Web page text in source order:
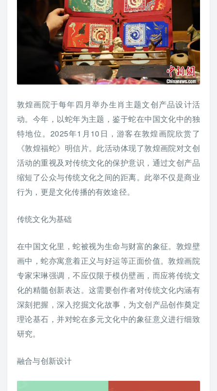
敦煌画院于每年四月举办生肖主题文创产品设计活
动。今年，以蛇年为主题，鉴于蛇在中国文化中的独
特地位。2025年1月10日，游客在敦煌画院欣赏了
《敦煌福蛇》明信片。此活动体现了敦煌画院对文创
活动的重视及对传统文化的保护意识，通过文创产品
缩短了公众与传统文化之间的距离。此举不仅是商业
行为，更是文化传播的有效途径。
传统文化为基础
在中国文化里，蛇被视为生命与财富的象征。敦煌壁
画中，蛇亦寓意着正义与好运等正面价值。敦煌画院
专家宋琳强调，不应仅限于模仿壁画，而应将传统文
化的精髓创新表达。这需要创作者对传统文化内涵有
深刻把握，深入挖掘文化故事，为文创产品创作奠定
理论基石，并对蛇在多元文化中的象征意义进行细致
研究。
融合与创新设计